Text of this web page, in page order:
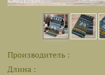
Производитель
Длина